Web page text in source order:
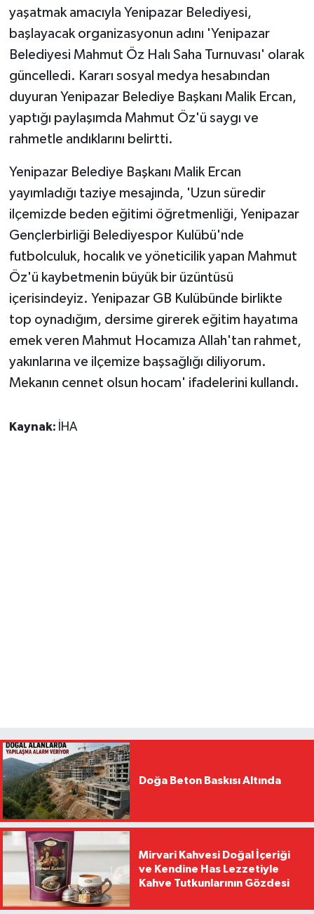
yaşatmak amacıyla Yenipazar Belediyesi,
başlayacak organizasyonun adını 'Yenipazar
Belediyesi Mahmut Öz Halı Saha Turnuvası' olarak
güncelledi. Kararı sosyal medya hesabından
duyuran Yenipazar Belediye Başkanı Malik Ercan,
yaptığı paylaşımda Mahmut Öz'ü saygı ve
rahmetle andıklarını belirtti.
Yenipazar Belediye Başkanı Malik Ercan
yayımladığı taziye mesajında, 'Uzun süredir
ilçemizde beden eğitimi öğretmenliği, Yenipazar
Gençlerbirliği Belediyespor Kulübü'nde
futbolculuk, hocalık ve yöneticilik yapan Mahmut
Öz'ü kaybetmenin büyük bir üzüntüsü
içerisindeyiz. Yenipazar GB Kulübünde birlikte
top oynadığım, dersime girerek eğitim hayatıma
emek veren Mahmut Hocamıza Allah'tan rahmet,
yakınlarına ve ilçemize başsağlığı diliyorum.
Mekanın cennet olsun hocam' ifadelerini kullandı.
Kaynak: İHA
Doğa Beton Baskısı Altında
Mirvari Kahvesi Doğal İçeriği
ve Kendine Has Lezzetiyle
Kahve Tutkunlarının Gözdesi